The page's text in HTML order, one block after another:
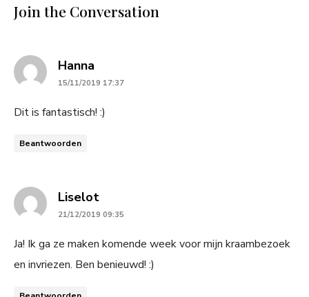
Join the Conversation
Hanna
15/11/2019 17:37
Dit is fantastisch! :)
Beantwoorden
Liselotsays:
21/12/2019 09:35
Ja! Ik ga ze maken komende week voor mijn kraambezoek
en invriezen. Ben benieuwd! :)